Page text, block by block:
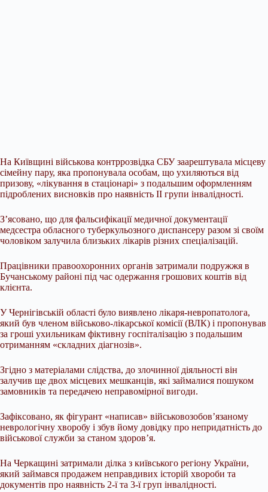
На Київщині військова контррозвідка СБУ заарештувала місцеву
сімейну пару, яка пропонувала особам, що ухиляються від
призову, «лікування в стаціонарі» з подальшим оформленням
підроблених висновків про наявність ІІ групи інвалідності.
З’ясовано, що для фальсифікації медичної документації
медсестра обласного туберкульозного диспансеру разом зі своїм
чоловіком залучила близьких лікарів різних спеціалізацій.
Працівники правоохоронних органів затримали подружжя в
Бучанському районі під час одержання грошових коштів від
клієнта.
У Чернігівській області було виявлено лікаря-невропатолога,
який був членом військово-лікарської комісії (ВЛК) і пропонував
за гроші ухильникам фіктивну госпіталізацію з подальшим
отриманням «складних діагнозів».
Згідно з матеріалами слідства, до злочинної діяльності він
залучив ще двох місцевих мешканців, які займалися пошуком
замовників та передачею неправомірної вигоди.
Зафіксовано, як фігурант «написав» військовозобов’язаному
неврологічну хворобу і збув йому довідку про непридатність до
військової служби за станом здоров’я.
На Черкащині затримали ділка з київського регіону України,
який займався продажем неправдивих історій хвороби та
документів про наявність 2-ї та 3-ї груп інвалідності.